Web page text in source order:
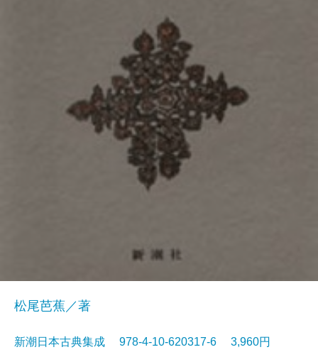
松尾芭蕉／著
新潮日本古典集成 978-4-10-620317-6 3,960円